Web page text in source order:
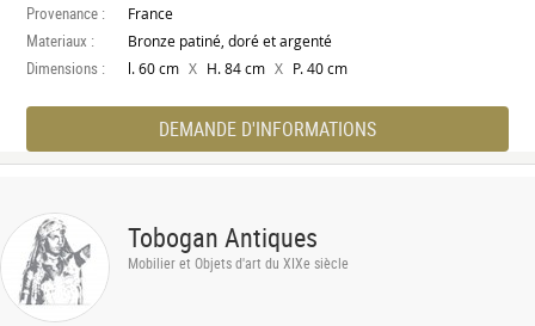
Provenance : France
Materiaux : Bronze patiné, doré et argenté
Dimensions : l. 60 cm X H. 84 cm X P. 40 cm
DEMANDE D'INFORMATIONS
Tobogan Antiques
Mobilier et Objets d'art du XIXe siècle